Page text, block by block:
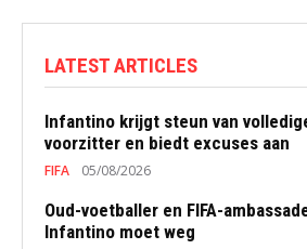
LATEST ARTICLES
Infantino krijgt steun van
voorzitter en biedt excuses aan
FIFA 05/08/2026
Oud-voetballer en FIFA-
Infantino moet weg